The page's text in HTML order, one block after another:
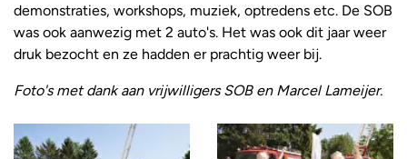
demonstraties, workshops, muziek, optredens etc. De SOB
was ook aanwezig met 2 auto's. Het was ook dit jaar weer
druk bezocht en ze hadden er prachtig weer bij.
Foto's met dank aan vrijwilligers SOB en Marcel Lameijer.
Foto
album